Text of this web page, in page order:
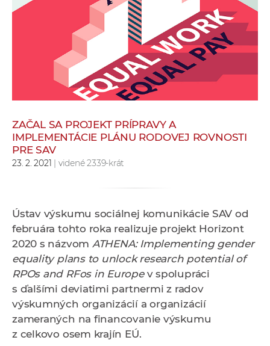
v
p
r
í
h
a
p
r
ZAČAL SA PROJEKT PRÍPRAVY A
IMPLEMENTÁCIE PLÁNU RODOVEJ ROVNOSTI
PRE SAV
23. 2. 2021 | videné 2339-krát
Ústav výskumu sociálnej komunikácie SAV od
februára tohto roka realizuje projekt Horizont
2020 s názvom ATHENA: Implementing gender
equality plans to unlock research potential of
RPOs and RFos in Europev spolupráci
s ďalšími deviatimi partnermi z radov
výskumných organizácií a organizácií
zameraných na financovanie výskumu
z celkovo osem krajín EÚ.